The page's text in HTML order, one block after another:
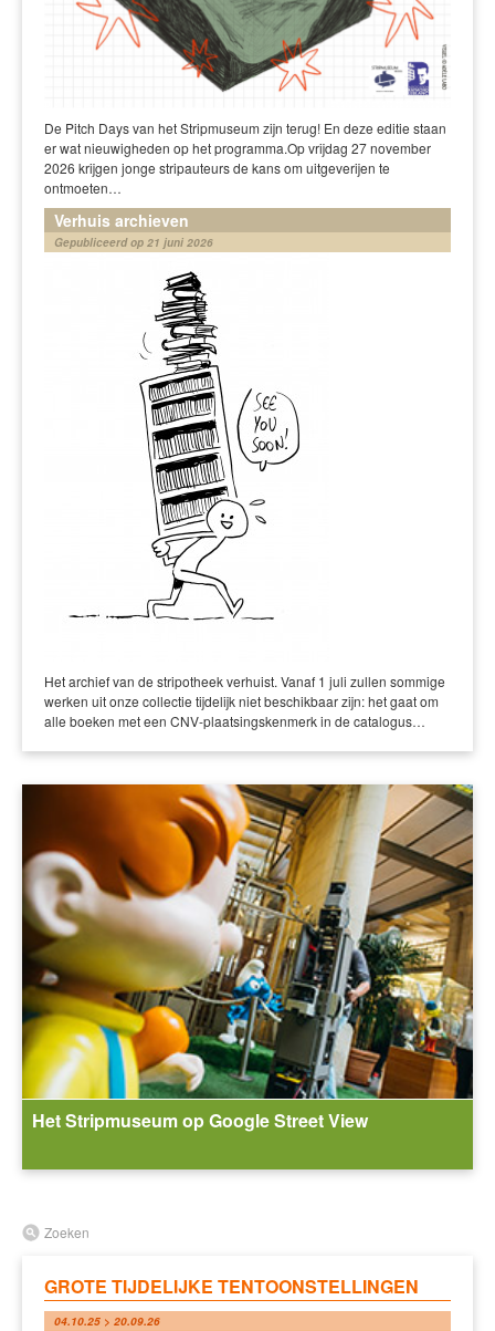
De Pitch Days van het Stripmuseum zijn terug! En deze editie staan
er wat nieuwigheden op het programma.Op vrijdag 27 november
2026 krijgen jonge stripauteurs de kans om uitgeverijen te
ontmoeten…
Verhuis archieven
Gepubliceerd op 21 juni 2026
Het archief van de stripotheek verhuist. Vanaf 1 juli zullen sommige
werken uit onze collectie tijdelijk niet beschikbaar zijn: het gaat om
alle boeken met een CNV-plaatsingskenmerk in de catalogus…
Het Stripmuseum op Google Street View
Zoeken
GROTE TIJDELIJKE TENTOONSTELLINGEN
04.10.25 > 20.09.26